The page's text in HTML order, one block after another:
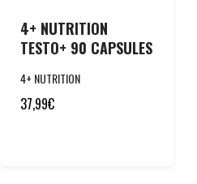
4+ NUTRITION
TESTO+ 90 CAPSULES
4+ NUTRITION
37,99€